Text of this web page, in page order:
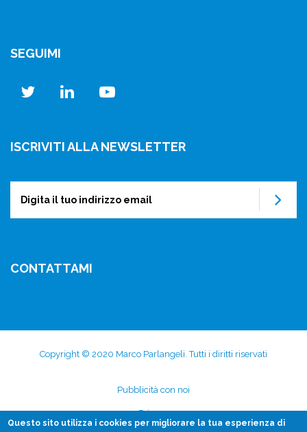
SEGUIMI
twitterlinkedinyoutube
ISCRIVITI ALLA NEWSLETTER
CONTATTAMI
Copyright © 2020 Marco Parlangeli. Tutti i diritti riservati
menu
Pubblicità con noi
Privacy
Questo sito utilizza i cookies per migliorare la tua esperienza di